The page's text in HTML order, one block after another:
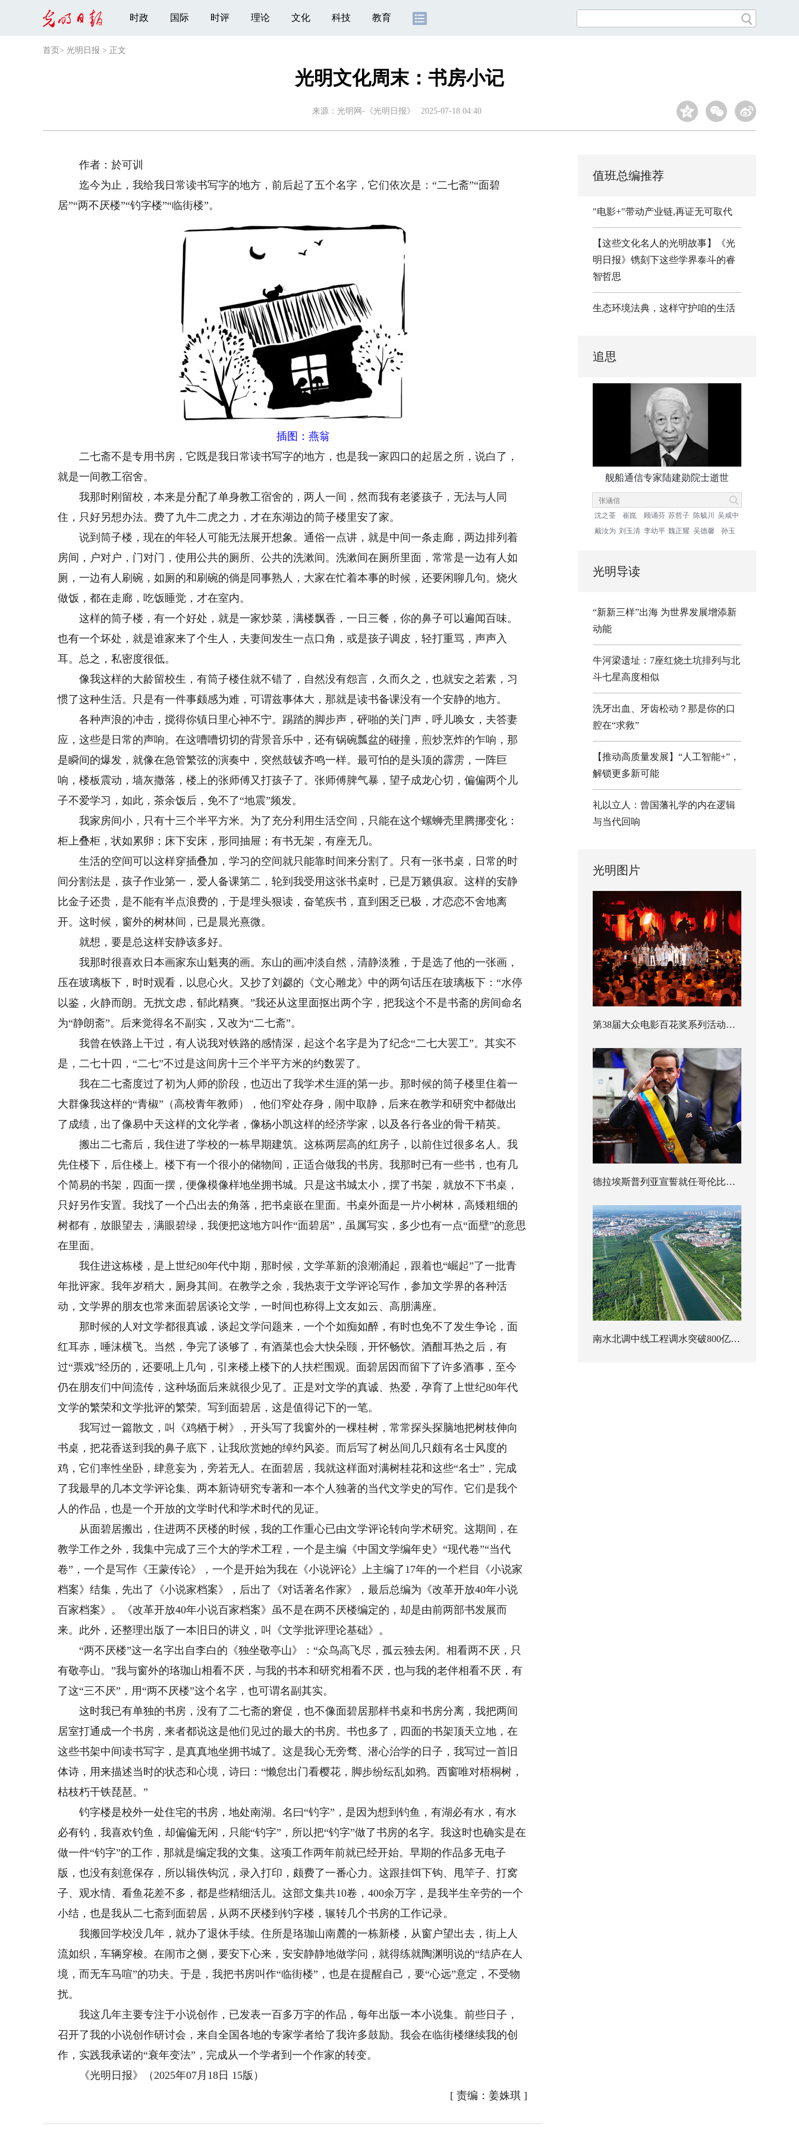
时政 国际 时评 理论 文化 科技 教育
首页 > 光明日报 > 正文
光明文化周末：书房小记
来源： 光明网-《光明日报》 2025-07-18 04:40
作者：於可训
迄今为止，我给我日常读书写字的地方，前后起了五个名字，它们依次是：“二七斋”“面碧
居”“两不厌楼”“钓字楼”“临街楼”。
插图：燕翁
二七斋不是专用书房，它既是我日常读书写字的地方，也是我一家四口的起居之所，说白了，
就是一间教工宿舍。
我那时刚留校，本来是分配了单身教工宿舍的，两人一间，然而我有老婆孩子，无法与人同
住，只好另想办法。费了九牛二虎之力，才在东湖边的筒子楼里安了家。
说到筒子楼，现在的年轻人可能无法展开想象。通俗一点讲，就是中间一条走廊，两边排列着
房间，户对户，门对门，使用公共的厕所、公共的洗漱间。洗漱间在厕所里面，常常是一边有人如
厕，一边有人刷碗，如厕的和刷碗的倘是同事熟人，大家在忙着本事的时候，还要闲聊几句。烧火
做饭，都在走廊，吃饭睡觉，才在室内。
这样的筒子楼，有一个好处，就是一家炒菜，满楼飘香，一日三餐，你的鼻子可以遍闻百味。
也有一个坏处，就是谁家来了个生人，夫妻间发生一点口角，或是孩子调皮，轻打重骂，声声入
耳。总之，私密度很低。
像我这样的大龄留校生，有筒子楼住就不错了，自然没有怨言，久而久之，也就安之若素，习
惯了这种生活。只是有一件事颇感为难，可谓兹事体大，那就是读书备课没有一个安静的地方。
各种声浪的冲击，搅得你镇日里心神不宁。踢踏的脚步声，砰啪的关门声，呼儿唤女，夫答妻
应，这些是日常的声响。在这嘈嘈切切的背景音乐中，还有锅碗瓢盆的碰撞，煎炒烹炸的乍响，那
是瞬间的爆发，就像在急管繁弦的演奏中，突然鼓钹齐鸣一样。最可怕的是头顶的霹雳，一阵巨
响，楼板震动，墙灰撒落，楼上的张师傅又打孩子了。张师傅脾气暴，望子成龙心切，偏偏两个儿
子不爱学习，如此，茶余饭后，免不了“地震”频发。
我家房间小，只有十三个半平方米。为了充分利用生活空间，只能在这个螺蛳壳里腾挪变化：
柜上叠柜，状如累卵；床下安床，形同抽屉；有书无架，有座无几。
生活的空间可以这样穿插叠加，学习的空间就只能靠时间来分割了。只有一张书桌，日常的时
间分割法是，孩子作业第一，爱人备课第二，轮到我受用这张书桌时，已是万籁俱寂。这样的安静
比金子还贵，是不能有半点浪费的，于是埋头狠读，奋笔疾书，直到困乏已极，才恋恋不舍地离
开。这时候，窗外的树林间，已是晨光熹微。
就想，要是总这样安静该多好。
我那时很喜欢日本画家东山魁夷的画。东山的画冲淡自然，清静淡雅，于是选了他的一张画，
压在玻璃板下，时时观看，以息心火。又抄了刘勰的《文心雕龙》中的两句话压在玻璃板下：“水停
以鉴，火静而朗。无扰文虑，郁此精爽。”我还从这里面抠出两个字，把我这个不是书斋的房间命名
为“静朗斋”。后来觉得名不副实，又改为“二七斋”。
我曾在铁路上干过，有人说我对铁路的感情深，起这个名字是为了纪念“二七大罢工”。其实不
是，二七十四，“二七”不过是这间房十三个半平方米的约数罢了。
我在二七斋度过了初为人师的阶段，也迈出了我学术生涯的第一步。那时候的筒子楼里住着一
大群像我这样的“青椒”（高校青年教师），他们窄处存身，闹中取静，后来在教学和研究中都做出
了成绩，出了像易中天这样的文化学者，像杨小凯这样的经济学家，以及各行各业的骨干精英。
搬出二七斋后，我住进了学校的一栋早期建筑。这栋两层高的红房子，以前住过很多名人。我
先住楼下，后住楼上。楼下有一个很小的储物间，正适合做我的书房。我那时已有一些书，也有几
个简易的书架，四面一摆，便像模像样地坐拥书城。只是这书城太小，摆了书架，就放不下书桌，
只好另作安置。我找了一个凸出去的角落，把书桌嵌在里面。书桌外面是一片小树林，高矮粗细的
树都有，放眼望去，满眼碧绿，我便把这地方叫作“面碧居”，虽属写实，多少也有一点“面壁”的意思
在里面。
我住进这栋楼，是上世纪80年代中期，那时候，文学革新的浪潮涌起，跟着也“崛起”了一批青
年批评家。我年岁稍大，厕身其间。在教学之余，我热衷于文学评论写作，参加文学界的各种活
动，文学界的朋友也常来面碧居谈论文学，一时间也称得上文友如云、高朋满座。
那时候的人对文学都很真诚，谈起文学问题来，一个个如痴如醉，有时也免不了发生争论，面
红耳赤，唾沫横飞。当然，争完了谈够了，有酒菜也会大快朵颐，开怀畅饮。酒酣耳热之后，有
过“票戏”经历的，还要吼上几句，引来楼上楼下的人扶栏围观。面碧居因而留下了许多酒事，至今
仍在朋友们中间流传，这种场面后来就很少见了。正是对文学的真诚、热爱，孕育了上世纪80年代
文学的繁荣和文学批评的繁荣。写到面碧居，这是值得记下的一笔。
我写过一篇散文，叫《鸡栖于树》，开头写了我窗外的一棵桂树，常常探头探脑地把树枝伸向
书桌，把花香送到我的鼻子底下，让我欣赏她的绰约风姿。而后写了树丛间几只颇有名士风度的
鸡，它们率性坐卧，肆意妄为，旁若无人。在面碧居，我就这样面对满树桂花和这些“名士”，完成
了我最早的几本文学评论集、两本新诗研究专著和一本个人独著的当代文学史的写作。它们是我个
人的作品，也是一个开放的文学时代和学术时代的见证。
从面碧居搬出，住进两不厌楼的时候，我的工作重心已由文学评论转向学术研究。这期间，在
教学工作之外，我集中完成了三个大的学术工程，一个是主编《中国文学编年史》“现代卷”“当代
卷”，一个是写作《王蒙传论》，一个是开始为我在《小说评论》上主编了17年的一个栏目《小说家
档案》结集，先出了《小说家档案》，后出了《对话著名作家》，最后总编为《改革开放40年小说
百家档案》。《改革开放40年小说百家档案》虽不是在两不厌楼编定的，却是由前两部书发展而
来。此外，还整理出版了一本旧日的讲义，叫《文学批评理论基础》。
“两不厌楼”这一名字出自李白的《独坐敬亭山》：“众鸟高飞尽，孤云独去闲。相看两不厌，只
有敬亭山。”我与窗外的珞珈山相看不厌，与我的书本和研究相看不厌，也与我的老伴相看不厌，有
了这“三不厌”，用“两不厌楼”这个名字，也可谓名副其实。
这时我已有单独的书房，没有了二七斋的窘促，也不像面碧居那样书桌和书房分离，我把两间
居室打通成一个书房，来者都说这是他们见过的最大的书房。书也多了，四面的书架顶天立地，在
这些书架中间读书写字，是真真地坐拥书城了。这是我心无旁骛、潜心治学的日子，我写过一首旧
体诗，用来描述当时的状态和心境，诗曰：“懒怠出门看樱花，脚步纷纭乱如鸦。西窗唯对梧桐树，
枯枝朽干铁琵琶。”
钓字楼是校外一处住宅的书房，地处南湖。名曰“钓字”，是因为想到钓鱼，有湖必有水，有水
必有钓，我喜欢钓鱼，却偏偏无闲，只能“钓字”，所以把“钓字”做了书房的名字。我这时也确实是在
做一件“钓字”的工作，那就是编定我的文集。这项工作两年前就已经开始。早期的作品多无电子
版，也没有刻意保存，所以辑佚钩沉，录入打印，颇费了一番心力。这跟挂饵下钩、甩竿子、打窝
子、观水情、看鱼花差不多，都是些精细活儿。这部文集共10卷，400余万字，是我半生辛劳的一个
小结，也是我从二七斋到面碧居，从两不厌楼到钓字楼，辗转几个书房的工作记录。
我搬回学校没几年，就办了退休手续。住所是珞珈山南麓的一栋新楼，从窗户望出去，街上人
流如织，车辆穿梭。在闹市之侧，要安下心来，安安静静地做学问，就得练就陶渊明说的“结庐在人
境，而无车马喧”的功夫。于是，我把书房叫作“临街楼”，也是在提醒自己，要“心远”意定，不受物
扰。
我这几年主要专注于小说创作，已发表一百多万字的作品，每年出版一本小说集。前些日子，
召开了我的小说创作研讨会，来自全国各地的专家学者给了我许多鼓励。我会在临街楼继续我的创
作，实践我承诺的“衰年变法”，完成从一个学者到一个作家的转变。
《光明日报》（2025年07月18日 15版）
[ 责编：姜姝琪]
值班总编推荐
"电影+"带动产业链,再证无可取代
【这些文化名人的光明故事】《光
明日报》镌刻下这些学界泰斗的睿
智哲思
生态环境法典，这样守护咱的生活
追思
舰船通信专家陆建勋院士逝世
沈之荃 崔崑 顾诵芬 苏哲子 陈毓川
吴咸中
戴汝为 刘玉清 李幼平 魏正耀 吴德馨 孙玉
光明导读
“新新三样”出海 为世界发展增添新
动能
牛河梁遗址：7座红烧土坑排列与北
斗七星高度相似
洗牙出血、牙齿松动？那是你的口
腔在“求救”
【推动高质量发展】“人工智能+”，
解锁更多新可能
礼以立人：曾国藩礼学的内在逻辑
与当代回响
光明图片
第38届大众电影百花奖系列活动开幕
德拉埃斯普列亚宣誓就任哥伦比亚总统
南水北调中线工程调水突破800亿立方米